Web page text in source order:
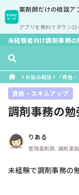
薬剤師だけの相談ア
アプリを無料でダウンロ
未経験者向け調剤事務の
お悩み相談 「資格
資格・スキルアップ
調剤事務の勉
りある
管理薬剤師, 調剤薬局
未経験で調剤事務の